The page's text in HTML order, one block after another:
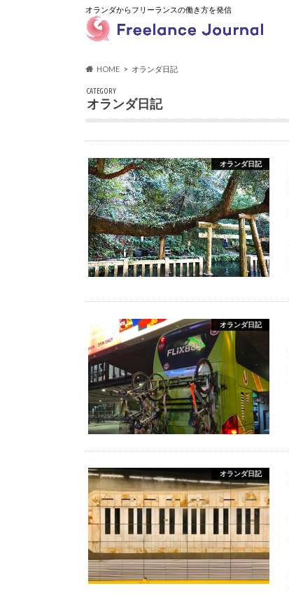
オランダからフリーランスの働き方を発信
HOME オランダ日記
CATEGORY
オランダ日記
オランダ日記
オランダ日記
オランダ日記